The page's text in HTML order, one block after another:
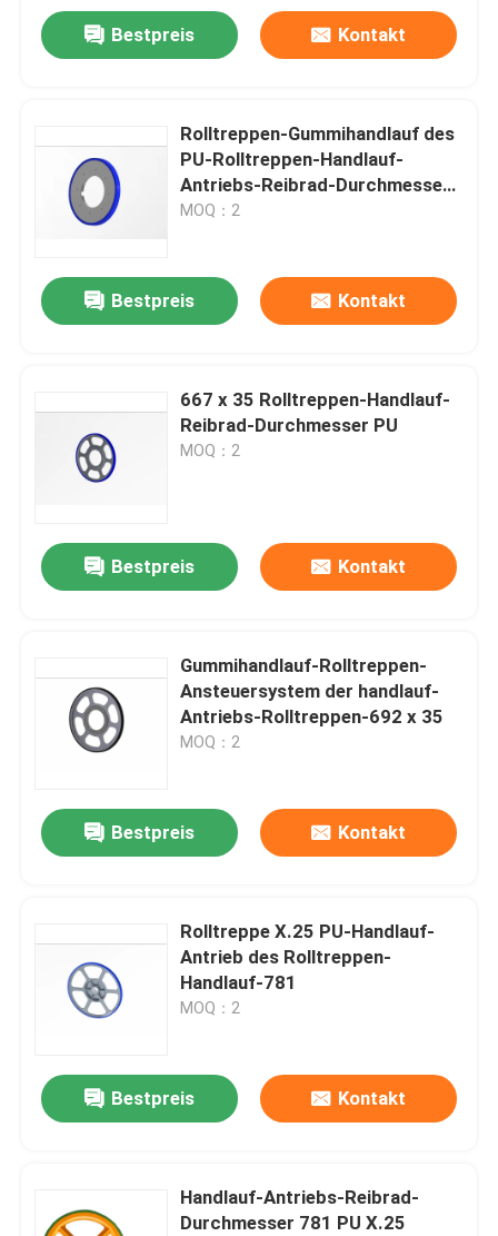
Heim
Bestpreis Kontakt
Rolltreppen-Gummihandlauf des
PU-Rolltreppen-Handlauf-
Antriebs-Reibrad-Durchmesser-
456 x 35
MOQ：2
Bestpreis Kontakt
667 x 35 Rolltreppen-Handlauf-
Reibrad-Durchmesser PU
MOQ：2
Bestpreis Kontakt
Gummihandlauf-Rolltreppen-
Ansteuersystem der handlauf-
Antriebs-Rolltreppen-692 x 35
MOQ：2
Bestpreis Kontakt
Rolltreppe X.25 PU-Handlauf-
Antrieb des Rolltreppen-
Handlauf-781
MOQ：2
Bestpreis Kontakt
Handlauf-Antriebs-Reibrad-
Durchmesser 781 PU X.25